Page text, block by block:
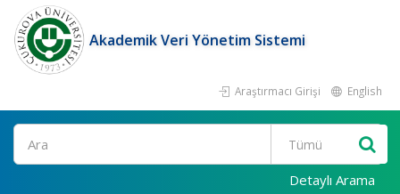
Akademik Veri Yönetim Sistemi
Araştırmacı Girişi English
Ara
Detaylı Arama